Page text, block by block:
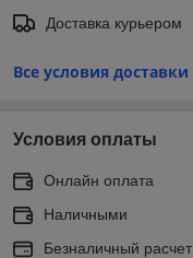
Доставка курьером
Все условия доставки
Условия оплаты
Онлайн оплата
Наличными
Безналичный расчет